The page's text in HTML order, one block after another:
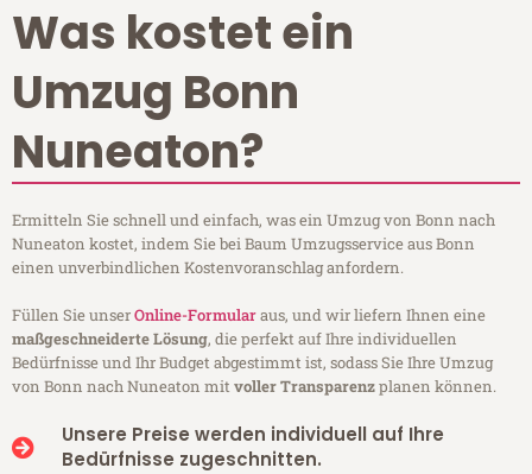
Was kostet ein
Umzug Bonn
Nuneaton?
Ermitteln Sie schnell und einfach, was ein Umzug von Bonn nach
Nuneaton kostet, indem Sie bei Baum Umzugsservice aus Bonn
einen unverbindlichen Kostenvoranschlag anfordern.
Füllen Sie unserOnline-Formularaus, und wir liefern Ihnen eine
maßgeschneiderte Lösung, die perfekt auf Ihre individuellen
Bedürfnisse und Ihr Budget abgestimmt ist, sodass Sie Ihre Umzug
von Bonn nach Nuneaton mitvoller Transparenzplanen können.
Unsere Preise werden individuell auf Ihre
Bedürfnisse zugeschnitten.